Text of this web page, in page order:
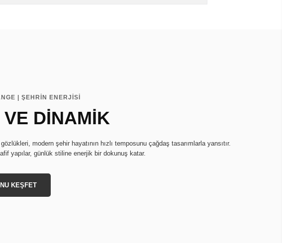
| ŞEHRİN ENERJİSİ
VE DİNAMİK
modern şehir hayatının hızlı temposunu çağdaş tasarımlarla yansıtır.
yapılar, günlük stiline enerjik bir dokunuş katar.
KEŞFET